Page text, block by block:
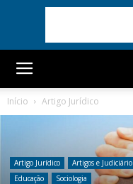
Início Artigo Jurídico
Artigo Jurídico Artigos e Judiciário
Educação
Sociologia